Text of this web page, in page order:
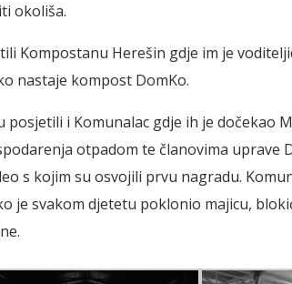
okoliša.
Kompostanu Herešin gdje im je
nastaje kompost DomKo.
i Komunalac gdje ih je dočekao
otpadom te članovima uprave
s kojim su osvojili prvu nagradu.
je svakom djetetu poklonio majicu,